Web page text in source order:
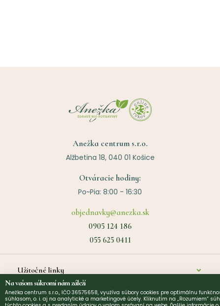
Anežka centrum s.r.o.
Alžbetina 18, 040 01 Košice
Otváracie hodiny:
Po~Pia: 8:00 - 16:30
objednavky@anezka.sk
0905 124 186
055 625 0411
Užitočné linky
O nás
©2026Anezka centrum s.r.o. | Design byNarative
Na vašom súkromí nám záleží
Anežka centrum s.r.o., IČO 36575658, využíva súbory cookies pre optimálnu
súhlasom, o. i. aj na analytické a marketingové účely. Kliknutím na „Rozumiem“